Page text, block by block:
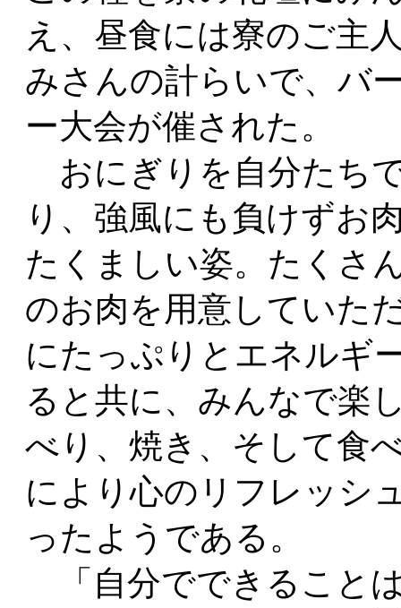
え、昼食には寮のご主
みさんの計らいで、バ
ー大会が催された。
おにぎりを自分たち
り、強風にも負けずお
たくましい姿。たくさ
のお肉を用意していた
にたっぷりとエネルギ
ると共に、みんなで楽
べり、焼き、そして食
により心のリフレッシ
ったようである。
「自分でできること